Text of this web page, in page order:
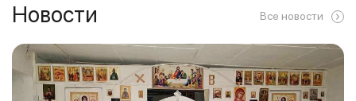
Новости Все новости